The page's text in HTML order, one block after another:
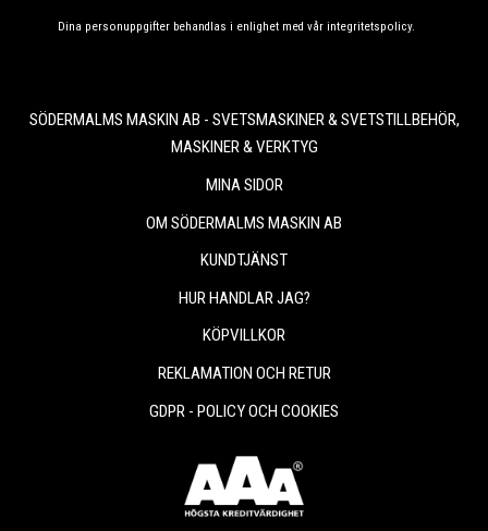
Dina personuppgifter behandlas i enlighet med vår integritetspolicy.
SÖDERMALMS MASKIN AB - SVETSMASKINER & SVETSTILLBEHÖR,
MASKINER & VERKTYG
MINA SIDOR
OM SÖDERMALMS MASKIN AB
KUNDTJÄNST
HUR HANDLAR JAG?
KÖPVILLKOR
REKLAMATION OCH RETUR
GDPR - POLICY OCH COOKIES